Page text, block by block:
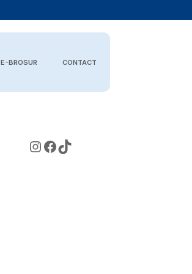
E-BROSUR CONTACT
Instagram
Facebook
TikTok